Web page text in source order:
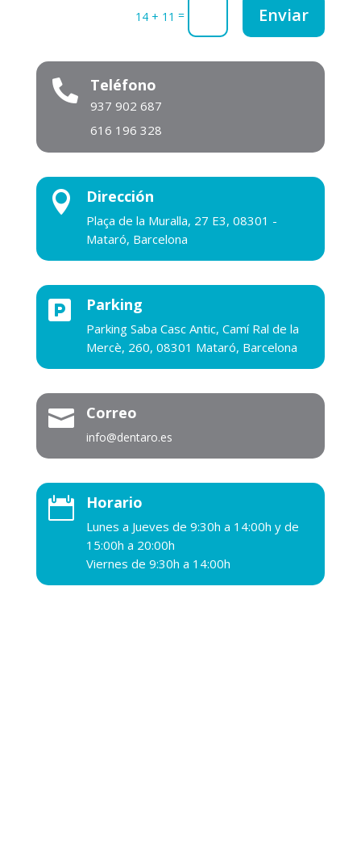
14 + 11 = Enviar
 Teléfono
937 902 687
616 196 328
 Dirección
Plaça de la Muralla, 27 E3, 08301 -
Mataró, Barcelona
 Parking
Parking Saba Casc Antic, Camí Ral de la
Mercè, 260, 08301 Mataró, Barcelona
 Correo
info@dentaro.es
 Horario
Lunes a Jueves de 9:30h a 14:00h y de
15:00h a 20:00h
Viernes de 9:30h a 14:00h